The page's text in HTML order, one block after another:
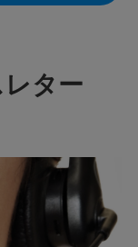
ター